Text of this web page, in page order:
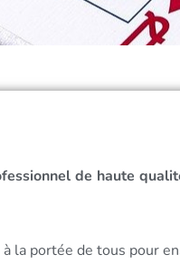
de haute
la portée de tous pour